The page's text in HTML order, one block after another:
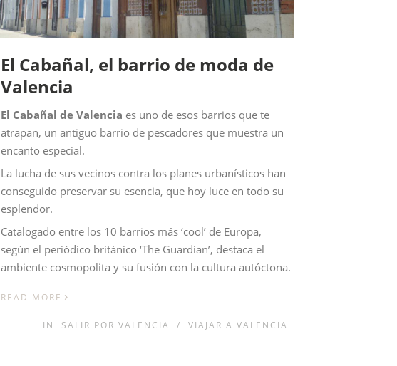
El Cabañal, el barrio de moda de
Valencia
El Cabañal de Valencia es uno de esos barrios que te
atrapan, un antiguo barrio de pescadores que muestra un
encanto especial.
La lucha de sus vecinos contra los planes urbanísticos han
conseguido preservar su esencia, que hoy luce en todo su
esplendor.
Catalogado entre los 10 barrios más ‘cool’ de Europa,
según el periódico británico ‘The Guardian’, destaca el
ambiente cosmopolita y su fusión con la cultura autóctona.
READ MORE ›
IN SALIR POR VALENCIA / VIAJAR A VALENCIA